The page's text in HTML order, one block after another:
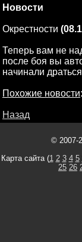
Новости
Окрестности
Теперь вам не
после боя вы
начинали
Похожие новости:
Назад
© 2007-
Карта сайта (1 2 3 4 5
25 26